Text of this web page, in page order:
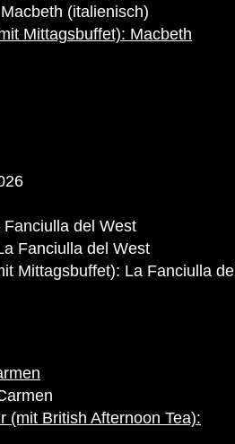
(italienisch)
Mittagsbuffet): Macbeth
del West
Fanciulla del West
Mittagsbuffet): La Fanciulla del
(mit British Afternoon Tea):